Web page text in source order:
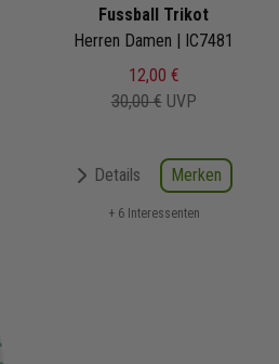
Fussball Trikot
Herren Damen | IC7481
12,00 €
30,00 € UVP
Details Merken
+ 6 Interessenten